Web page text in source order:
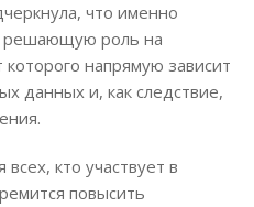
что именно
решающую роль на
напрямую зависит
данных и, как следствие,
кто участвует в
повысить